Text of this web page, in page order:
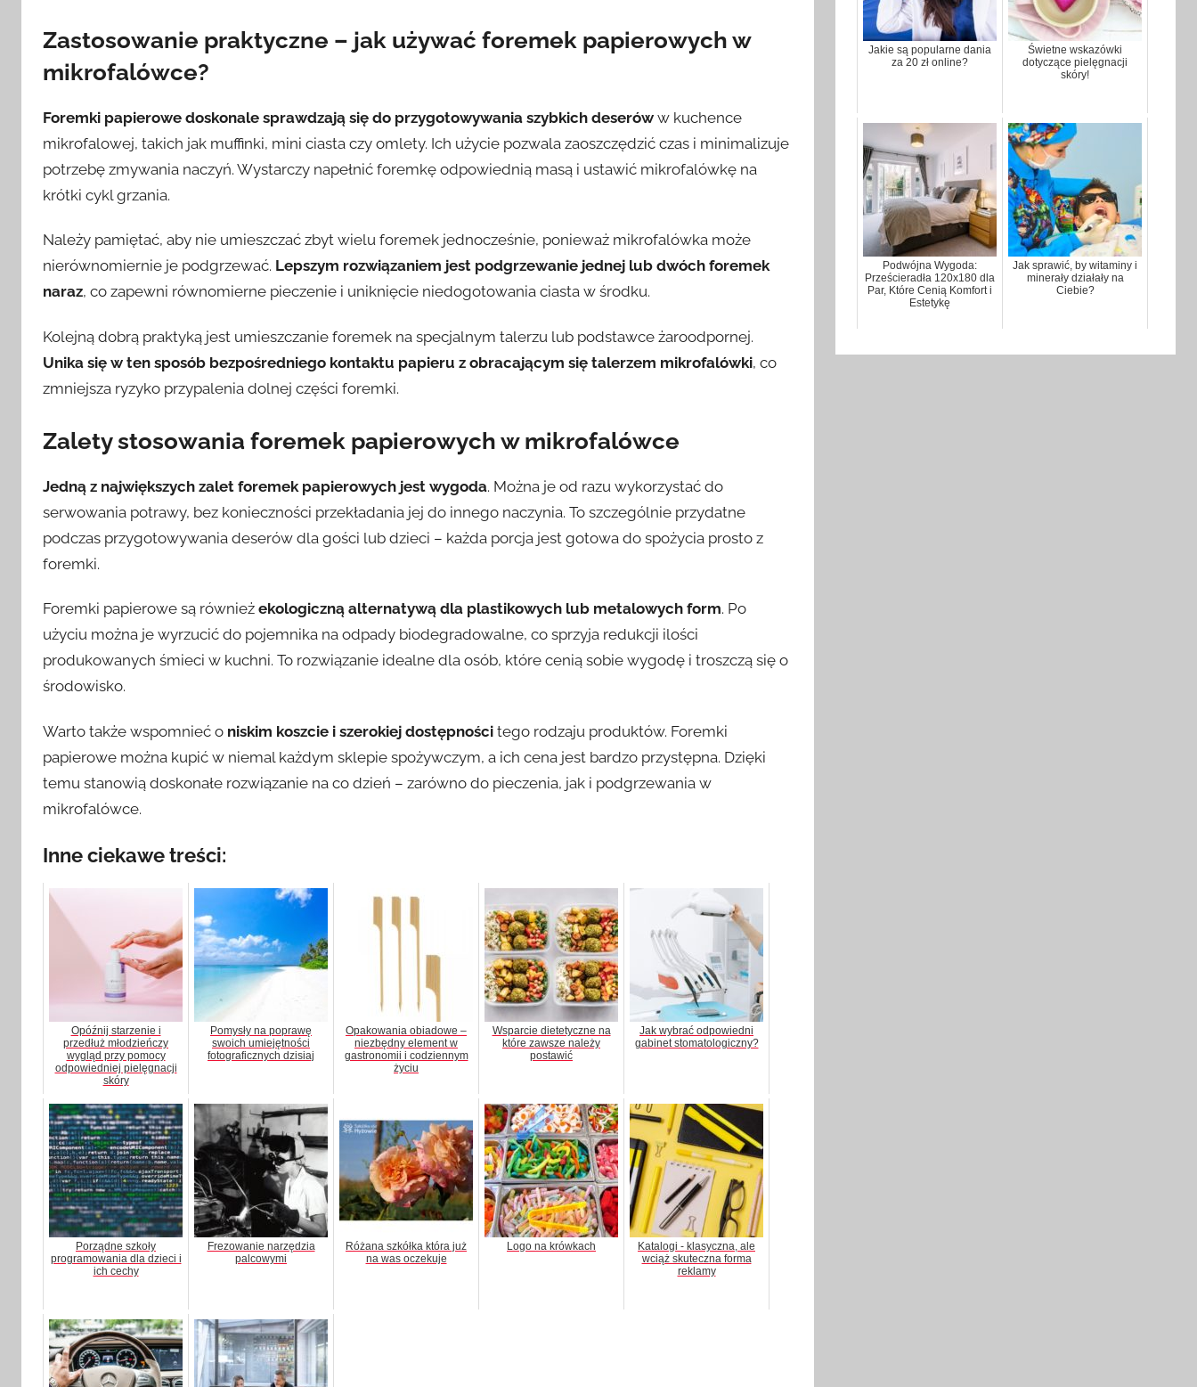
Zastosowanie praktyczne – jak używać foremek papierowych w
mikrofalówce?
Foremki papierowe doskonale sprawdzają się do przygotowywania szybkich deserów w kuchence
mikrofalowej, takich jak muffinki, mini ciasta czy omlety. Ich użycie pozwala zaoszczędzić czas i minimalizuje
potrzebę zmywania naczyń. Wystarczy napełnić foremkę odpowiednią masą i ustawić mikrofalówkę na
krótki cykl grzania.
Należy pamiętać, aby nie umieszczać zbyt wielu foremek jednocześnie, ponieważ mikrofalówka może
nierównomiernie je podgrzewać. Lepszym rozwiązaniem jest podgrzewanie jednej lub dwóch foremek
naraz, co zapewni równomierne pieczenie i uniknięcie niedogotowania ciasta w środku.
Kolejną dobrą praktyką jest umieszczanie foremek na specjalnym talerzu lub podstawce żaroodpornej.
Unika się w ten sposób bezpośredniego kontaktu papieru z obracającym się talerzem mikrofalówki, co
zmniejsza ryzyko przypalenia dolnej części foremki.
Zalety stosowania foremek papierowych w mikrofalówce
Jedną z największych zalet foremek papierowych jest wygoda. Można je od razu wykorzystać do
serwowania potrawy, bez konieczności przekładania jej do innego naczynia. To szczególnie przydatne
podczas przygotowywania deserów dla gości lub dzieci – każda porcja jest gotowa do spożycia prosto z
foremki.
Foremki papierowe są również ekologiczną alternatywą dla plastikowych lub metalowych form. Po
użyciu można je wyrzucić do pojemnika na odpady biodegradowalne, co sprzyja redukcji ilości
produkowanych śmieci w kuchni. To rozwiązanie idealne dla osób, które cenią sobie wygodę i troszczą się o
środowisko.
Warto także wspomnieć o niskim koszcie i szerokiej dostępności tego rodzaju produktów. Foremki
papierowe można kupić w niemal każdym sklepie spożywczym, a ich cena jest bardzo przystępna. Dzięki
temu stanowią doskonałe rozwiązanie na co dzień – zarówno do pieczenia, jak i podgrzewania w
mikrofalówce.
Inne ciekawe treści:
Opóźnij starzenie i
przedłuż młodzieńczy
wygląd przy pomocy
odpowiedniej pielęgnacji
skóry
Pomysły na poprawę
swoich umiejętności
fotograficznych dzisiaj
Opakowania obiadowe –
niezbędny element w
gastronomii i codziennym
życiu
Wsparcie dietetyczne na
które zawsze należy
postawić
Jak wybrać odpowiedni
gabinet stomatologiczny?
Porządne szkoły
programowania dla dzieci i
ich cechy
Frezowanie narzędzia
palcowymi
Różana szkółka która już
na was oczekuje
Logo na krówkach
Katalogi - klasyczna, ale
wciąż skuteczna forma
reklamy
Jakie są popularne dania
za 20 zł online?
Świetne wskazówki
dotyczące pielęgnacji
skóry!
Podwójna Wygoda:
Prześcieradła 120x180 dla
Par, Które Cenią Komfort i
Estetykę
Jak sprawić, by witaminy i
minerały działały na
Ciebie?